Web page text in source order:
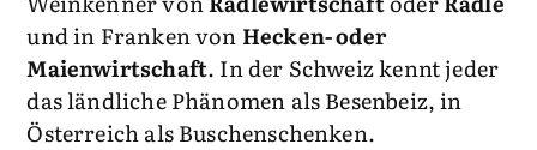
und in Franken von Hecken- oder
Maienwirtschaft. In der Schweiz kennt jeder
das ländliche Phänomen als Besenbeiz, in
Österreich als Buschenschenken.